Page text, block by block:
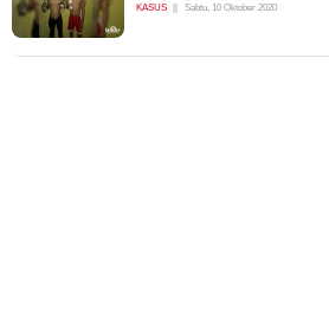
KASUS Sabtu, 10 Oktober 2020